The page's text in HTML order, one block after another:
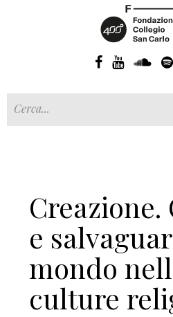
Creazione.
e
mondo
culture